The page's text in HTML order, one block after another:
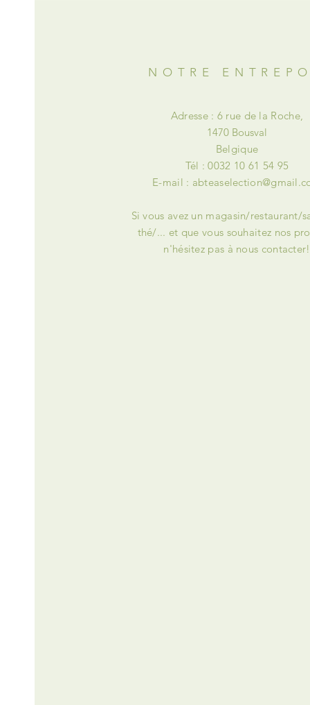
NOTRE
Adresse : 6 rue de la Roche,
1470 Bousval
Belgique
Tél : 0032 10 61 54 95
E-mail :
Si vous avez un magasin/restaurant/
thé/... et que vous souhaitez nos
n'hésitez pas à nous contacter!